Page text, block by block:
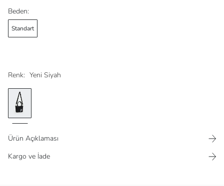
Renk: Yeni Siyah
Beden:
Standart
Ürün Açıklaması
Kargo ve İade